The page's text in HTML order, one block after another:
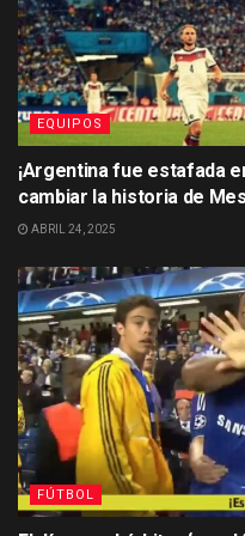
EQUIPOS
¡Argentina fue estafada
cambiar la historia de
ABRIL 24, 2025
FÚTBOL